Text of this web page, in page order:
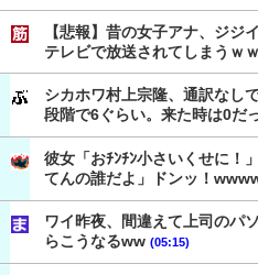
【悲報】昔の女子アナ、ジジ
テレビで放送されてしまうｗ
シカホワ村上宗隆、通訳なし
段階で6ぐらい。来た時は0だ
彼女「おﾁﾝﾁﾝ小さいくせに！
てんの誰だよ」ドンッ！
ワイ昨夜、間違えて上司のパ
らこうなるww (05:15)